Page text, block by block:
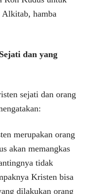
hamba
dan yang
sejati dan orang
merupakan orang
akan memangkas
tidak
Kristen bisa
dilakukan orang